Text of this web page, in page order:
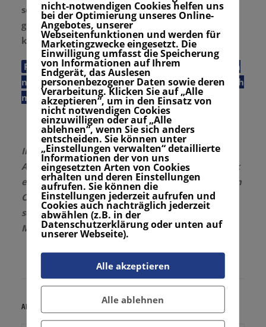
selbst machen und einen guten Magnet mit
genügend Gummi isolieren, damit das Auto
keinen Schaden nimmt.
Fazit: Super easy selbst gebastelt und dazu auch
noch sehr praktisch. Davon kann man schon auch
mehr als einen haben
In diesem Beitrag verwenden wir sogenannte
Affiliate-Links. Wenn du über einen Affiliate-Link
einkaufst, bekommen wir dafür vom betroffenen
Online-Shop eine Provision. Du shoppst zum
selben Preis – für dich entstehen keine
Mehrkosten.
ADD COMMENT
nicht-notwendigen Cookies helfen uns
bei der Optimierung unseres Online-
Angebotes, unserer
Webseitenfunktionen und werden für
Marketingzwecke eingesetzt. Die
Einwilligung umfasst die Speicherung
von Informationen auf Ihrem
Endgerät, das Auslesen
personenbezogener Daten sowie deren
Verarbeitung. Klicken Sie auf „Alle
akzeptieren“, um in den Einsatz von
nicht notwendigen Cookies
einzuwilligen oder auf „Alle
ablehnen“, wenn Sie sich anders
entscheiden. Sie können unter
„Einstellungen verwalten“ detaillierte
Informationen der von uns
eingesetzten Arten von Cookies
erhalten und deren Einstellungen
aufrufen. Sie können die
Einstellungen jederzeit aufrufen und
Cookies auch nachträglich jederzeit
abwählen (z.B. in der
Datenschutzerklärung oder unten auf
unserer Webseite).
Alle akzeptieren
Alle ablehnen